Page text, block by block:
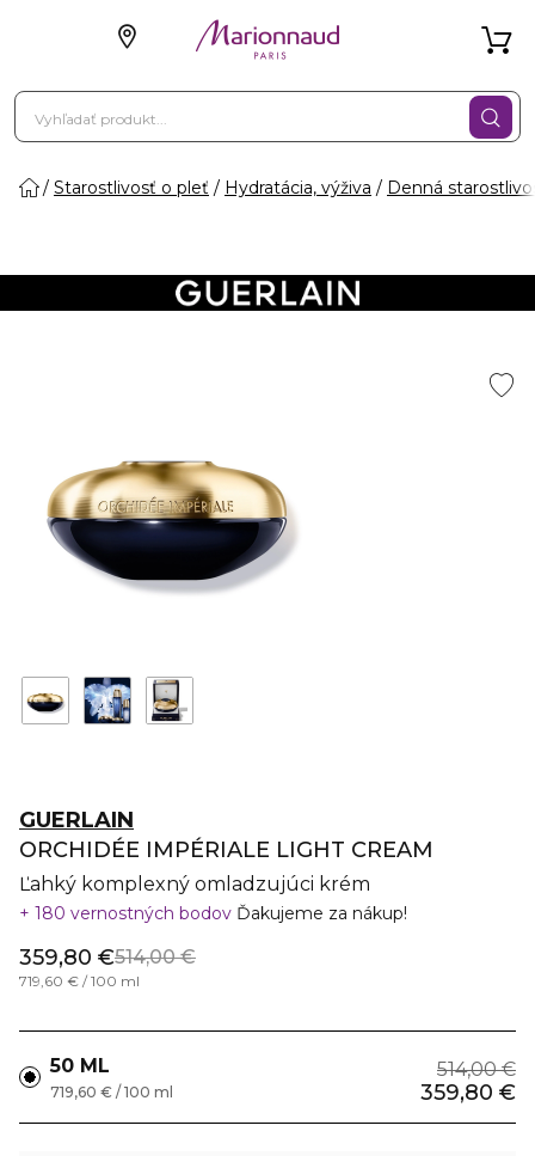
Starostlivosť o pleť Hydratácia, výživa Denná
GUERLAIN
ORCHIDÉE IMPÉRIALE LIGHT CREAM
Ľahký komplexný omladzujúci krém
180 vernostných bodov Ďakujeme za nákup!
359,80 €514,00 €
719,60 € / 100 ml
50 ML 514,00 €
359,80 €
719,60 € / 100 ml